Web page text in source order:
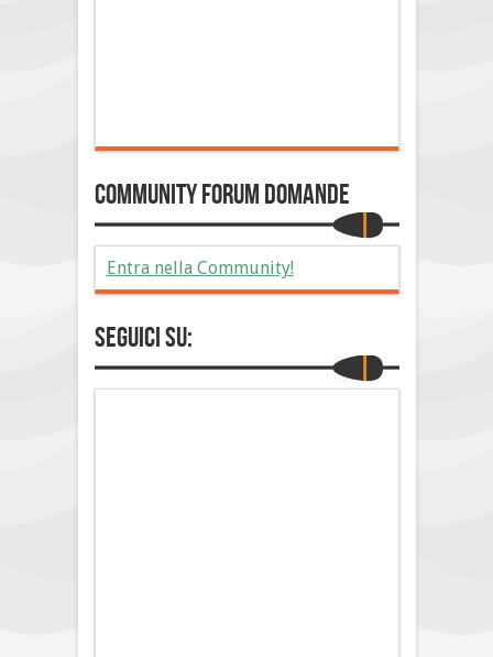
Community Forum Domande
Entra nella Community!
Seguici su: